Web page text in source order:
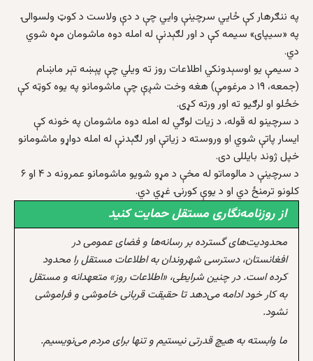
په ننګرهار کې ځایي سرچینې وایي چې د دې ولاست د کوټ ولسوالۍ
په «سیپای» سیمه کې د اور لګېدنې له امله دوه ماشومان مړه شوي
دي.
د سیمې یو اوسېدونکي اطلاعات روز ته ویلي چې پېښه تېر ماښام
(جمعه، ۱۹ د مرغومې) هغه وخت شږې چې ماشومانو په یوه کوټه کې
خځلو او لرګیو ته اور ورته کړی.
د سرچینو له قوله، د زیات لوګي له امله دوه ماشومان په خونه کې
ایسار پاتې شوي او وروسته د زیاتې اور لګېدنې له امله دواړو ماشومانو
خپل ژوند بایللی دی.
د سرچینې د مالوماتو له مخې د مړو شویو ماشومانو عمرونه د ۴ او ۶
کلونو ترمنځ دي او د یوې کورنۍ غړي دي.
از روزنامه‌نگاری مستقل حمایت کنید
محدودیت‌های گسترده بر رسانه‌ها و فضای عمومی در
افغانستان، دسترسی شهروندان به اطلاعات مستقل را محدود
کرده است. در چنین شرایطی، «اطلاعات روز» متعهدانه و مستقل
به کار خود ادامه می‌دهد تا حقیقت قربانی خاموشی و فراموشی
نشود.
ما وابسته به هیچ قدرتی نیستیم و تنها برای مردم می‌نویسیم.